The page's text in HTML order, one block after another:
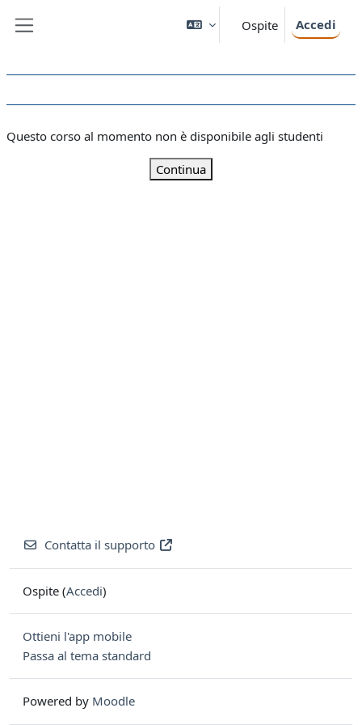
Ospite Accedi
Questo corso al momento non è disponibile agli studenti
Continua
Contatta il supporto
Ospite (Accedi)
Ottieni l'app mobile
Passa al tema standard
Powered by Moodle